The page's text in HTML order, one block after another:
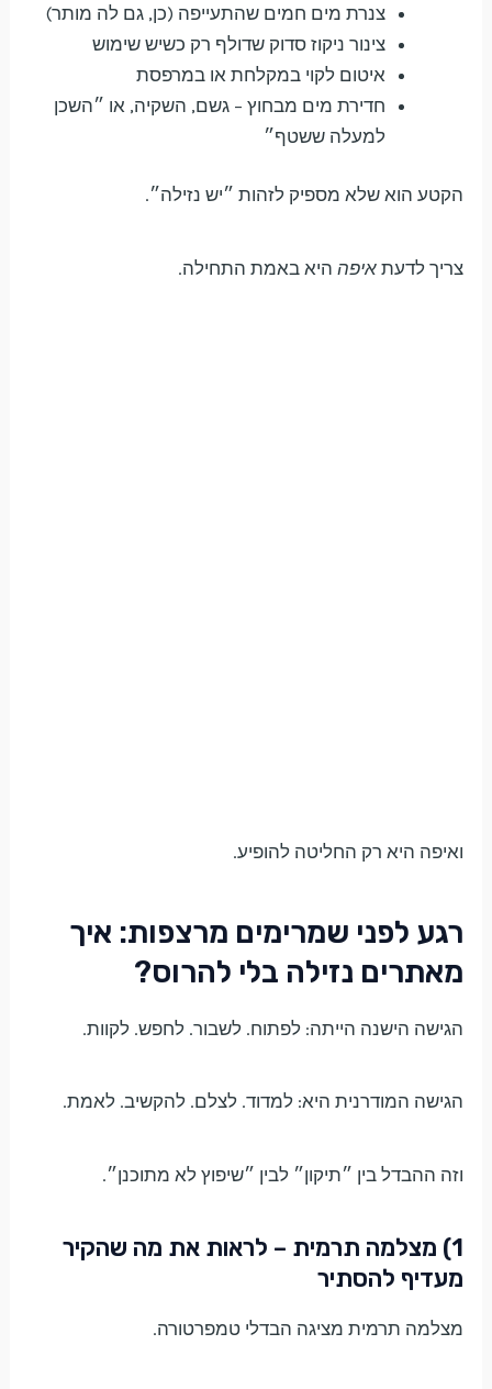
צנרת מים חמים שהתעייפה (כן, גם לה מותר)
צינור ניקוז סדוק שדולף רק כשיש שימוש
איטום לקוי במקלחת או במרפסת
חדירת מים מבחוץ – גשם, השקיה, או ״השכן
למעלה ששטף״
הקטע הוא שלא מספיק לזהות ״יש נזילה״.
צריך לדעתאיפה היא באמת התחילה.
ואיפה היא רק החליטה להופיע.
רגע לפני שמרימים מרצפות: איך
מאתרים נזילה בלי להרוס?
הגישה הישנה הייתה: לפתוח. לשבור. לחפש. לקוות.
הגישה המודרנית היא: למדוד. לצלם. להקשיב. לאמת.
וזה ההבדל בין ״תיקון״ לבין ״שיפוץ לא מתוכנן״.
1) מצלמה תרמית – לראות את מה שהקיר
מעדיף להסתיר
מצלמה תרמית מציגה הבדלי טמפרטורה.